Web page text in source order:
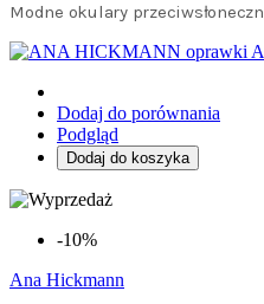
Modne okulary
Dodaj do porównania
Podgląd
Dodaj do koszyka
-10%
Ana Hickmann